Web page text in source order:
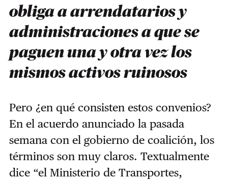
obliga a arrendatarios y
administraciones a que se
paguen una y otra vez los
mismos activos ruinosos
Pero ¿en qué consisten estos convenios?
En el acuerdo anunciado la pasada
semana con el gobierno de coalición, los
términos son muy claros. Textualmente
dice “el Ministerio de Transportes,